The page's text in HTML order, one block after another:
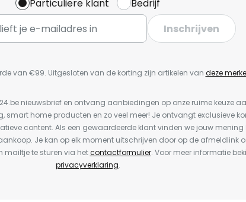
Particuliere klant
Bedrijf
Inschrijven
van €99. Uitgesloten van de korting zijn artikelen van deze
nieuwsbrief en ontvang aanbiedingen op onze ruime keuze
smart home producten en zo veel meer! Je ontvangt exclusieve
content. Als een gewaardeerde klant vinden we jouw mening
Je kan op elk moment uitschrijven door op de afmeldlink
mailtje te sturen via hetcontactformulier. Voor meer informatie
privacyverklaring.